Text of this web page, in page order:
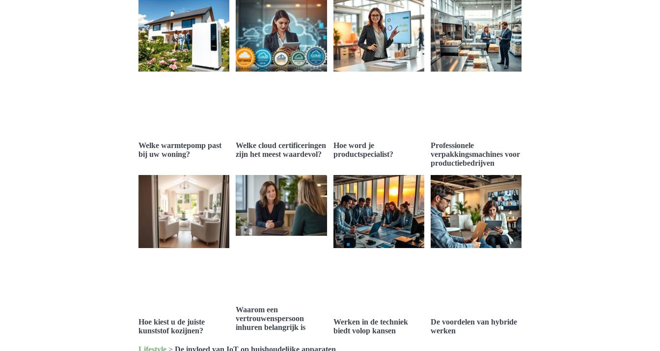
Welke warmtepomp past
bij uw woning?
Welke cloud certificeringen
zijn het meest waardevol?
Hoe word je
productspecialist?
Professionele
verpakkingsmachines voor
productiebedrijven
Hoe kiest u de juiste
kunststof kozijnen?
Waarom een
vertrouwenspersoon
inhuren belangrijk is
Werken in de techniek
biedt volop kansen
De voordelen van hybride
werken
Lifestyle > De invloed van IoT op huishoudelijke apparaten